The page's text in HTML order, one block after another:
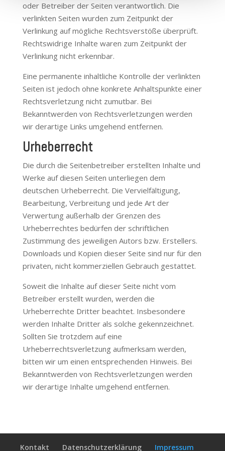
oder Betreiber der Seiten verantwortlich. Die
verlinkten Seiten wurden zum Zeitpunkt der
Verlinkung auf mögliche Rechtsverstöße überprüft.
Rechtswidrige Inhalte waren zum Zeitpunkt der
Verlinkung nicht erkennbar.
Eine permanente inhaltliche Kontrolle der verlinkten
Seiten ist jedoch ohne konkrete Anhaltspunkte einer
Rechtsverletzung nicht zumutbar. Bei
Bekanntwerden von Rechtsverletzungen werden
wir derartige Links umgehend entfernen.
Urheberrecht
Die durch die Seitenbetreiber erstellten Inhalte und
Werke auf diesen Seiten unterliegen dem
deutschen Urheberrecht. Die Vervielfältigung,
Bearbeitung, Verbreitung und jede Art der
Verwertung außerhalb der Grenzen des
Urheberrechtes bedürfen der schriftlichen
Zustimmung des jeweiligen Autors bzw. Erstellers.
Downloads und Kopien dieser Seite sind nur für den
privaten, nicht kommerziellen Gebrauch gestattet.
Soweit die Inhalte auf dieser Seite nicht vom
Betreiber erstellt wurden, werden die
Urheberrechte Dritter beachtet. Insbesondere
werden Inhalte Dritter als solche gekennzeichnet.
Sollten Sie trotzdem auf eine
Urheberrechtsverletzung aufmerksam werden,
bitten wir um einen entsprechenden Hinweis. Bei
Bekanntwerden von Rechtsverletzungen werden
wir derartige Inhalte umgehend entfernen.
Kontakt Datenschutzerklärung Impressum